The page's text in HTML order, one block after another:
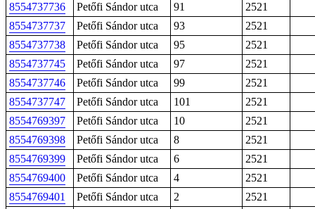
8554737736
Petőfi Sándor utca 91
2521
8554737737
Petőfi Sándor utca 93
2521
8554737738
Petőfi Sándor utca 95
2521
8554737745
Petőfi Sándor utca 97
2521
8554737746
Petőfi Sándor utca 99
2521
8554737747
Petőfi Sándor utca 101
2521
8554769397
Petőfi Sándor utca 10
2521
8554769398
Petőfi Sándor utca 8
2521
8554769399
Petőfi Sándor utca 6
2521
8554769400
Petőfi Sándor utca 4
2521
8554769401
Petőfi Sándor utca 2
2521